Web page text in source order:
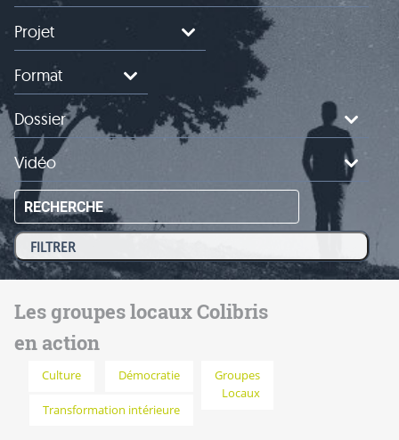
Projet
Format
Dossier
Vidéo
RECHERCHE
Les groupes locaux Colibris
en action
Culture Démocratie
Transformation intérieure
Groupes
Locaux